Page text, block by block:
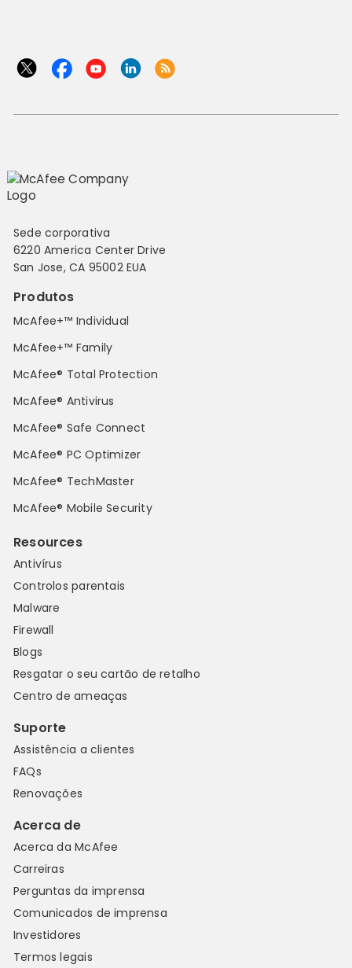
Sede corporativa
6220 America Center Drive
San Jose, CA 95002 EUA
Produtos
McAfee+™ Individual
McAfee+™ Family
McAfee® Total Protection
McAfee® Antivirus
McAfee® Safe Connect
McAfee® PC Optimizer
McAfee® TechMaster
McAfee® Mobile Security
Resources
Antivírus
Controlos parentais
Malware
Firewall
Blogs
Resgatar o seu cartão de retalho
Centro de ameaças
Suporte
Assistência a clientes
FAQs
Renovações
Acerca de
Acerca da McAfee
Carreiras
Perguntas da imprensa
Comunicados de imprensa
Investidores
Termos legais